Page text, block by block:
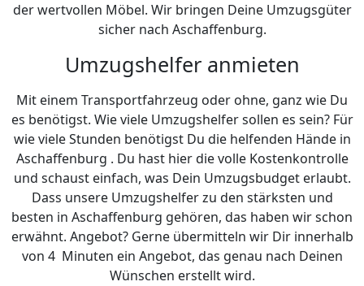
der wertvollen Möbel. Wir bringen Deine Umzugsgüter
sicher nach Aschaffenburg.
Umzugshelfer anmieten
Mit einem Transportfahrzeug oder ohne, ganz wie Du
es benötigst. Wie viele Umzugshelfer sollen es sein? Für
wie viele Stunden benötigst Du die helfenden Hände in
Aschaffenburg . Du hast hier die volle Kostenkontrolle
und schaust einfach, was Dein Umzugsbudget erlaubt.
Dass unsere Umzugshelfer zu den stärksten und
besten in Aschaffenburg gehören, das haben wir schon
erwähnt. Angebot? Gerne übermitteln wir Dir innerhalb
von 4 Minuten ein Angebot, das genau nach Deinen
Wünschen erstellt wird.